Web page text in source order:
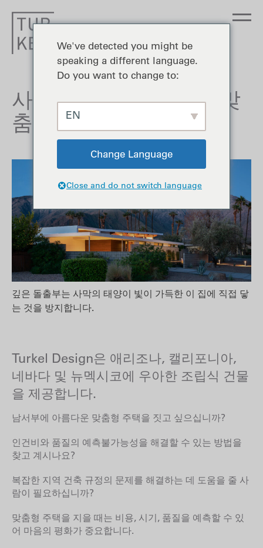
사막 남서부의 현대식 맞
춤형 주택
깊은 돌출부는 사막의 태양이 빛이 가득한 이 집에 직접 닿
는 것을 방지합니다.
Turkel Design은 애리조나, 캘리포니아,
네바다 및 뉴멕시코에 우아한 조립식 건물
을 제공합니다.
남서부에 아름다운 맞춤형 주택을 짓고 싶으십니까?
인건비와 품질의 예측불가능성을 해결할 수 있는 방법을
찾고 계시나요?
복잡한 지역 건축 규정의 문제를 해결하는 데 도움을 줄 사
람이 필요하십니까?
맞춤형 주택을 지을 때는 비용, 시기, 품질을 예측할 수 있
어 마음의 평화가 중요합니다.
We've detected you might be
speaking a different language.
Do you want to change to:
EN
Change Language
Close and do not switch language